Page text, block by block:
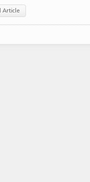
Article